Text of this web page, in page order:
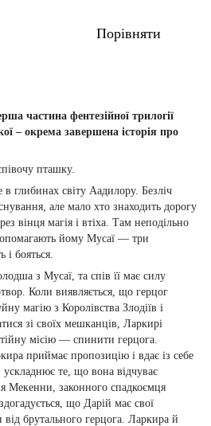
Порівняти
частина фентезійної трилогії
– окрема завершена історія про
пташку.
в глибинах світу Аадилору. Безліч
але мало хто знаходить дорогу
вінця магія і втіха. Там неподільно
йому Мусаї — три
бояться.
з Мусаї, та спів її має силу
Коли виявляється, що герцог
магію з Королівства Злодіїв і
зі своїх мешканців, Ларкирі
місію — спинити герцога.
приймає пропозицію і вдає із себе
те, що вона відчуває
Мекенни, законного спадкоємця
що Дарій має свої
брутального герцога. Ларкира й